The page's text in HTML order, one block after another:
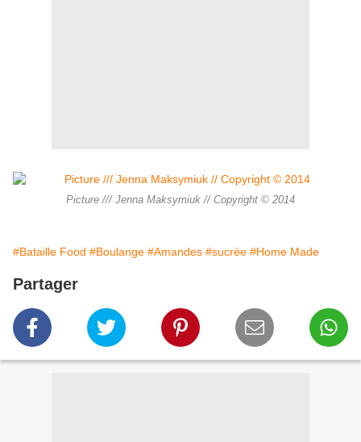
Picture /// Jenna Maksymiuk // Copyright © 2014
#Bataille Food #Boulange #Amandes #sucrée #Home Made
Partager